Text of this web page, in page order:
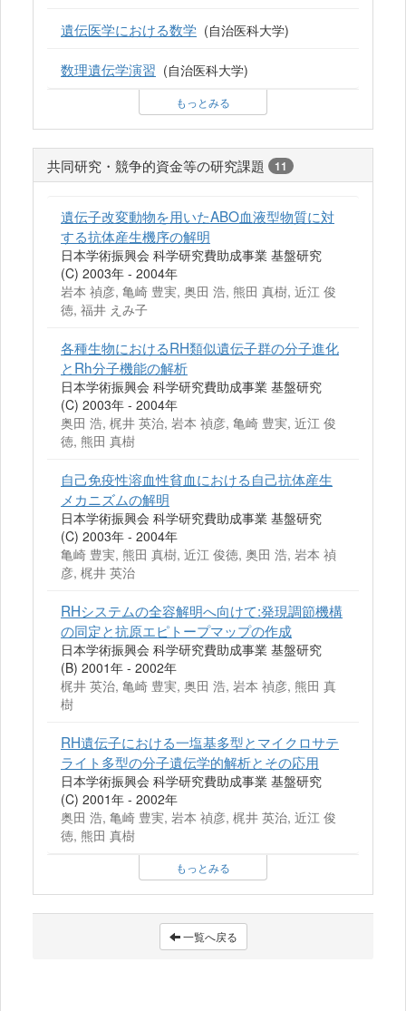
遺伝医学における数学 (自治医科大学)
数理遺伝学演習 (自治医科大学)
もっとみる
共同研究・競争的資金等の研究課題 11
遺伝子改変動物を用いたABO血液型物質に対
する抗体産生機序の解明
日本学術振興会 科学研究費助成事業 基盤研究
(C) 2003年 - 2004年
岩本 禎彦, 亀崎 豊実, 奥田 浩, 熊田 真樹, 近江 俊
徳, 福井 えみ子
各種生物におけるRH類似遺伝子群の分子進化
とRh分子機能の解析
日本学術振興会 科学研究費助成事業 基盤研究
(C) 2003年 - 2004年
奥田 浩, 梶井 英治, 岩本 禎彦, 亀崎 豊実, 近江 俊
徳, 熊田 真樹
自己免疫性溶血性貧血における自己抗体産生
メカニズムの解明
日本学術振興会 科学研究費助成事業 基盤研究
(C) 2003年 - 2004年
亀崎 豊実, 熊田 真樹, 近江 俊徳, 奥田 浩, 岩本 禎
彦, 梶井 英治
RHシステムの全容解明へ向けて:発現調節機構
の同定と抗原エピトープマップの作成
日本学術振興会 科学研究費助成事業 基盤研究
(B) 2001年 - 2002年
梶井 英治, 亀崎 豊実, 奥田 浩, 岩本 禎彦, 熊田 真
樹
RH遺伝子における一塩基多型とマイクロサテ
ライト多型の分子遺伝学的解析とその応用
日本学術振興会 科学研究費助成事業 基盤研究
(C) 2001年 - 2002年
奥田 浩, 亀崎 豊実, 岩本 禎彦, 梶井 英治, 近江 俊
徳, 熊田 真樹
もっとみる
一覧へ戻る